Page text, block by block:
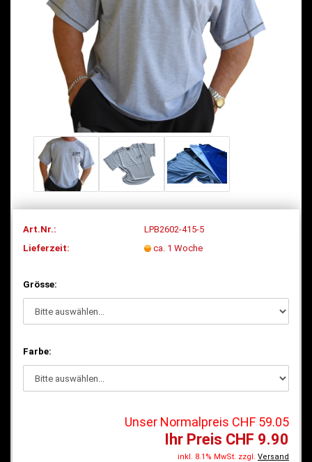
Art.Nr.:
LPB2602-415-5
Lieferzeit:
ca. 1 Woche
Grösse:
Farbe:
Unser Normalpreis CHF 59.05
Ihr Preis CHF 9.90
inkl. 8.1% MwSt. zzgl. Versand